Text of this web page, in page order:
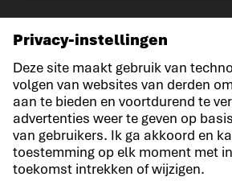
© LOWA Sportschuhe GmbH
Aankondiging
Privacy
Cookies